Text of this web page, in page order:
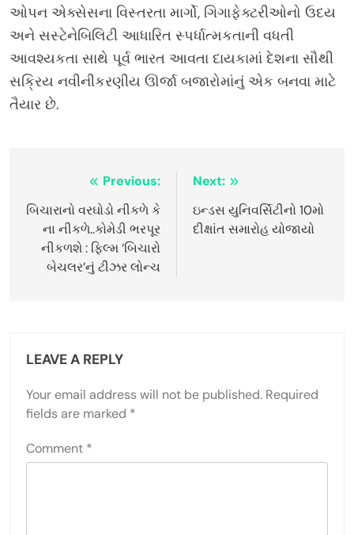
ઓપન એક્સેસના વિસ્તરતા માર્ગો, ગિગાફેક્ટરીઓનો ઉદય
અને સસ્ટેનેબિલિટી આધારિત સ્પર્ધાત્મકતાની વધતી
આવશ્યકતા સાથે પૂર્વ ભારત આવતા દાયકામાં દેશના સૌથી
સક્રિય નવીનીકરણીય ઊર્જા બજારોમાંનું એક બનવા માટે
તૈયાર છે.
navigation
Previous:
બિચારાનો વરઘોડો નીકળે કે
ના નીકળે..કોમેડી ભરપૂર
નીકળશે : ફિલ્મ ‘બિચારો
બેચલર’નું ટીઝર લોન્ચ
Next:
ઇન્ડસ યુનિવર્સિટીનો 10મો
દીક્ષાંત સમારોહ યોજાયો
LEAVE A REPLY
Your email address will not be published. Required
fields are marked *
Comment *